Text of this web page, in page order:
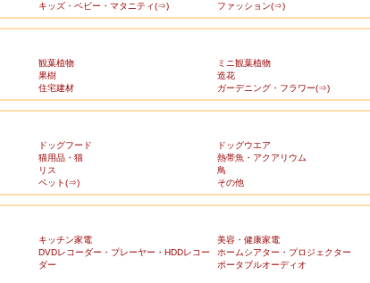
キッズ・ベビー・マタニティ(⇒) ファッション(⇒)
観葉植物 ミニ観葉植物
果樹 造花
住宅建材 ガーデニング・フラワー(⇒)
ドッグフード ドッグウエア
猫用品・猫 熱帯魚・アクアリウム
リス 鳥
ペット(⇒) その他
キッチン家電 美容・健康家電
DVDレコーダー・プレーヤー・HDDレコー
ダー
ホームシアター・プロジェクター
ポータブルオーディオ